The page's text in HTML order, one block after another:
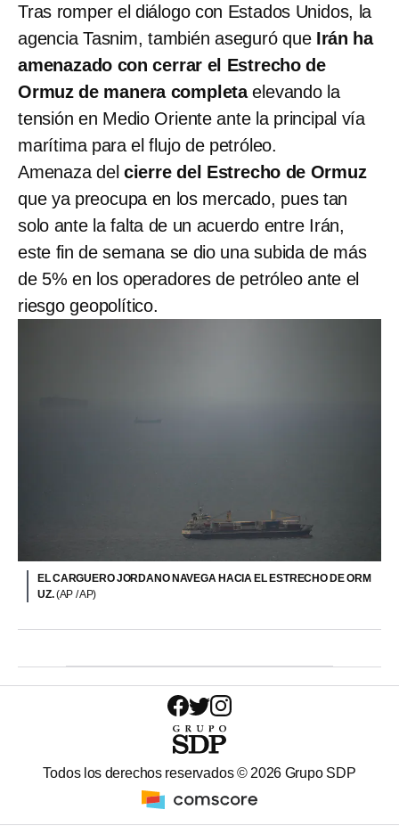
Tras romper el diálogo con Estados Unidos, la
agencia Tasnim, también aseguró que Irán ha
amenazado con cerrar el Estrecho de
Ormuz de manera completaelevando la
tensión en Medio Oriente ante la principal vía
marítima para el flujo de petróleo.
Amenaza del cierre del Estrecho de Ormuz
que ya preocupa en los mercado, pues tan
solo ante la falta de un acuerdo entre Irán,
este fin de semana se dio una subida de más
de 5% en los operadores de petróleo ante el
riesgo geopolítico.
EL CARGUERO JORDANO NAVEGA HACIA EL ESTRECHO DE ORM
UZ.(AP / AP)
Todos los derechos reservados ©2026 Grupo SDP